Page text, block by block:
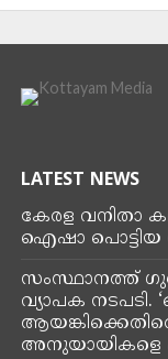
LATEST NEWS
കേരള വനിതാ
ഐഷാ
സംസ്ഥാനത്ത്
വ്യാപക നടപടി.
അനുയായികളെ